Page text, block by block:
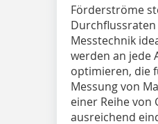
Förderströme
Messtechnik
werden an jede
optimieren, die
Messung von
einer Reihe von
ausreichend